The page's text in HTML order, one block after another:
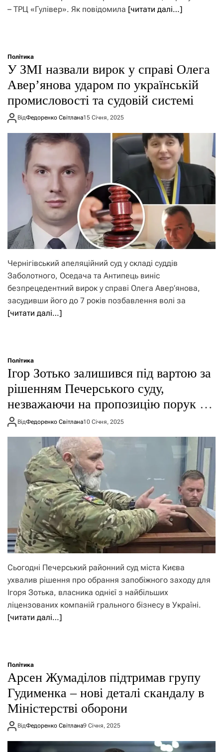
– ТРЦ «Гулівер». Як повідомила [читати далі…]
Політика
У ЗМІ назвали вирок у справі Олега
Авер’янова ударом по українській
промисловості та судовій системі
ВідФедоренко Світлана15 Січня, 2025
Чернігівський апеляційний суд у складі суддів
Заболотного, Оседача та Антипець виніс
безпрецедентний вирок у справі Олега Авер’янова,
засудивши його до 7 років позбавлення волі за
[читати далі…]
Політика
Ігор Зотько залишився під вартою за
рішенням Печерського суду,
незважаючи на пропозицію порук від
Героїв України
ВідФедоренко Світлана10 Січня, 2025
Сьогодні Печерський районний суд міста Києва
ухвалив рішення про обрання запобіжного заходу для
Ігоря Зотька, власника однієї з найбільших
ліцензованих компаній грального бізнесу в Україні.
[читати далі…]
Політика
Арсен Жумаділов підтримав групу
Гудименка – нові деталі скандалу в
Міністерстві оборони
ВідФедоренко Світлана9 Січня, 2025